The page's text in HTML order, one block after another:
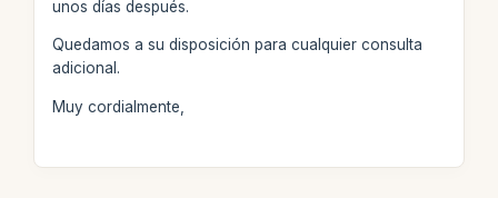
unos días después.
Quedamos a su disposición para cualquier consulta
adicional.
Muy cordialmente,